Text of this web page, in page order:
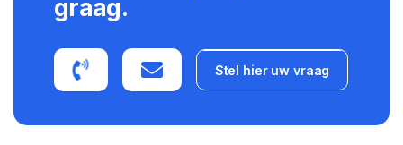
graag.
Stel hier uw vraag